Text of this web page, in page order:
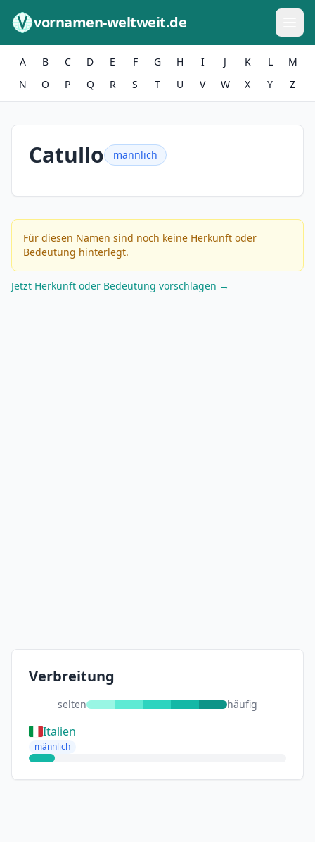
vornamen-weltweit.de
A B C D E F G H I J K L
M
N
O P Q R S T U V W X Y Z
Catullo männlich
Für diesen Namen sind noch keine Herkunft oder
Bedeutung hinterlegt.
Jetzt Herkunft oder Bedeutung vorschlagen →
Verbreitung
selten häufig
Italien
männlich